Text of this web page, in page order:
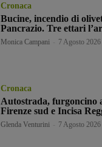
Cronaca
Bucine, incendio di
Pancrazio. Tre ettari
Monica Campani 7 Agosto 2026
Cronaca
Autostrada, furgoncino
Firenze sud e Incisa
Glenda Venturini 7 Agosto 2026